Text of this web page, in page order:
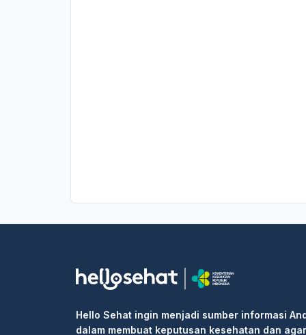
Hello Sehat ingin menjadi sumber informasi
dalam membuat keputusan kesehatan dan agar